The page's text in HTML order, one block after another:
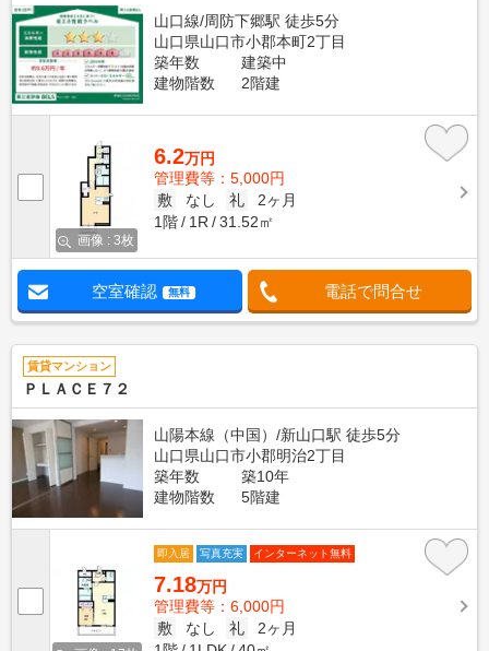
山口線/周防下郷駅 徒歩5分
山口県山口市小郡本町2丁目
築年数
建築中
建物階数
2階建
画像 : 3枚
6.2万円
管理費等：5,000円
敷
なし 礼
2ヶ月
1階
1R 31.52㎡
空室確認 無料 電話で問合せ
賃貸マンション
ＰＬＡＣＥ７２
山陽本線（中国）/新山口駅 徒歩5分
山口県山口市小郡明治2丁目
築年数
築10年
建物階数
5階建
即入居 写真充実 インターネット無料
7.18万円
管理費等：6,000円
敷
なし 礼
2ヶ月